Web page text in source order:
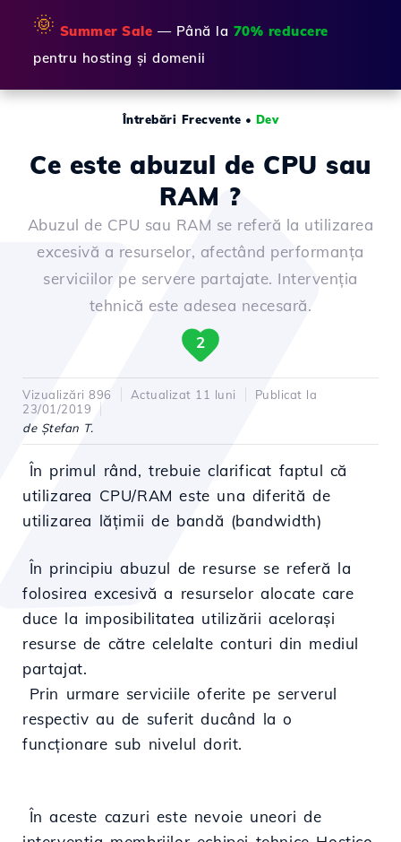
🌞 Summer Sale — Până la 70% reducere
pentru hosting și domenii
Întrebări Frecvente • Dev
Ce este abuzul de CPU sau
RAM ?
Abuzul de CPU sau RAM se referă la utilizarea
excesivă a resurselor, afectând performanța
serviciilor pe servere partajate. Intervenția
tehnică este adesea necesară.
2
Vizualizări 896 Actualizat 11 luni
Publicat la
23/01/2019
de Ştefan T.
În primul rând, trebuie clarificat faptul că
utilizarea CPU/RAM este una diferită de
utilizarea lățimii de bandă (bandwidth)
În principiu abuzul de resurse se referă la
folosirea excesivă a resurselor alocate care
duce la imposibilitatea utilizării acelorași
resurse de către celelalte conturi din mediul
partajat.
Prin urmare serviciile oferite pe serverul
respectiv au de suferit ducând la o
funcționare sub nivelul dorit.
În aceste cazuri este nevoie uneori de